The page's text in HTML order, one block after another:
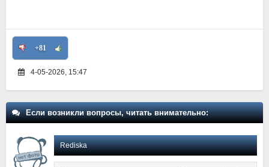
+81
4-05-2026, 15:47
Если возникли вопросы, читать внимательно:
Rediska